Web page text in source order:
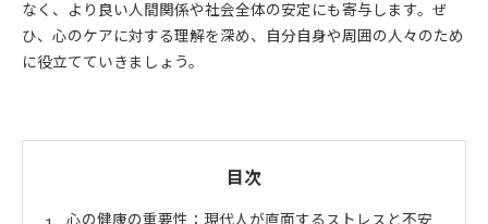
なく、より良い人間関係や社会全体の安定にも寄与します。ぜ
ひ、心のケアに対する理解を深め、自分自身や周囲の人々のため
に役立てていきましょう。
目次
心の健康の重要性：現代人が直面するストレスと不安